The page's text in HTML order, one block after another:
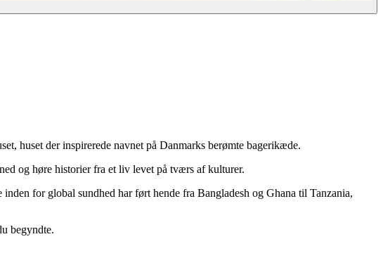
huset der inspirerede navnet på Danmarks berømte bagerikæde.
og høre historier fra et liv levet på tværs af kulturer.
for global sundhed har ført hende fra Bangladesh og Ghana til Tanzania,
begyndte.